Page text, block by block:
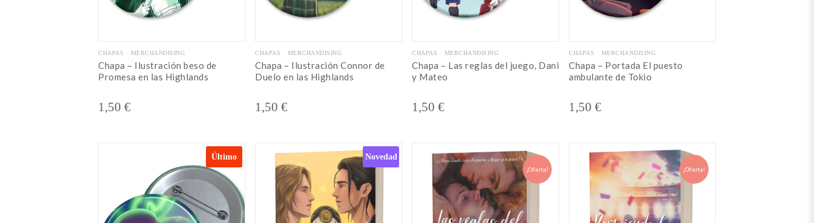
CHAPAS MERCHANDISING
Chapa – Ilustración beso de
Promesa en las Highlands
1,50 €
CHAPAS MERCHANDISING
Chapa – Ilustración Connor de
Duelo en las Highlands
1,50 €
CHAPAS MERCHANDISING
Chapa – Las reglas del juego, Dani
y Mateo
1,50 €
CHAPAS MERCHANDISING
Chapa – Portada El puesto
ambulante de Tokio
1,50 €
Último Novedad
¡Oferta! ¡Oferta!